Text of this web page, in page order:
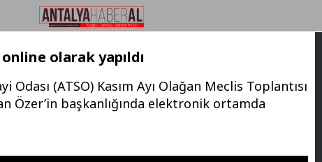
online olarak yapıldı
Odası (ATSO) Kasım Ayı Olağan Meclis Toplantısı
Özer’in başkanlığında elektronik ortamda